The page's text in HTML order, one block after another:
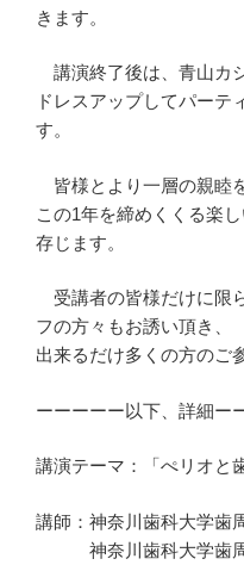
きます。
講演終了後は、青山カ
ドレスアップしてパーテ
す。
皆様とより一層の親睦
この1年を締めくくる楽
存じます。
受講者の皆様だけに限
フの方々もお誘い頂き、
出来るだけ多くの方のご
ーーーーー以下、詳細ー
講演テーマ：「ぺリオと
講師：神奈川歯科大学
神奈川歯科大学歯